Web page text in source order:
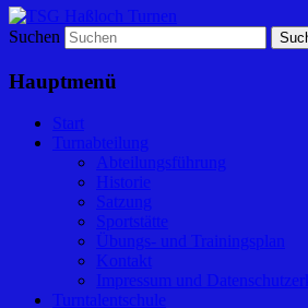
Suchen
Hauptmenü
Start
Turnabteilung
Abteilungsführung
Historie
Satzung
Sportstätte
Übungs- und Trainingsplan
Kontakt
Impressum und
Turntalentschule